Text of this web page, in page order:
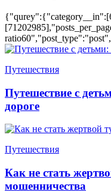
Путешествия
Путешествие с
дороге
Путешествия
Как не стать
мошенничества